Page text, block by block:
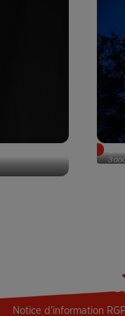
3
Notice d’information